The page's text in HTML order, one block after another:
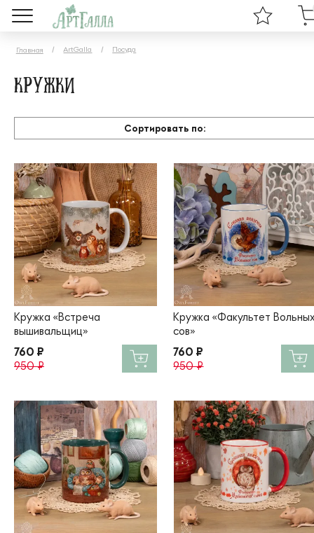
Главная ArtGalla Посуда
Кружки
Сортировать по:
Кружка «Встреча
вышивальщиц»
760 ₽
950 ₽
Кружка «Факультет
сов»
760 ₽
950 ₽